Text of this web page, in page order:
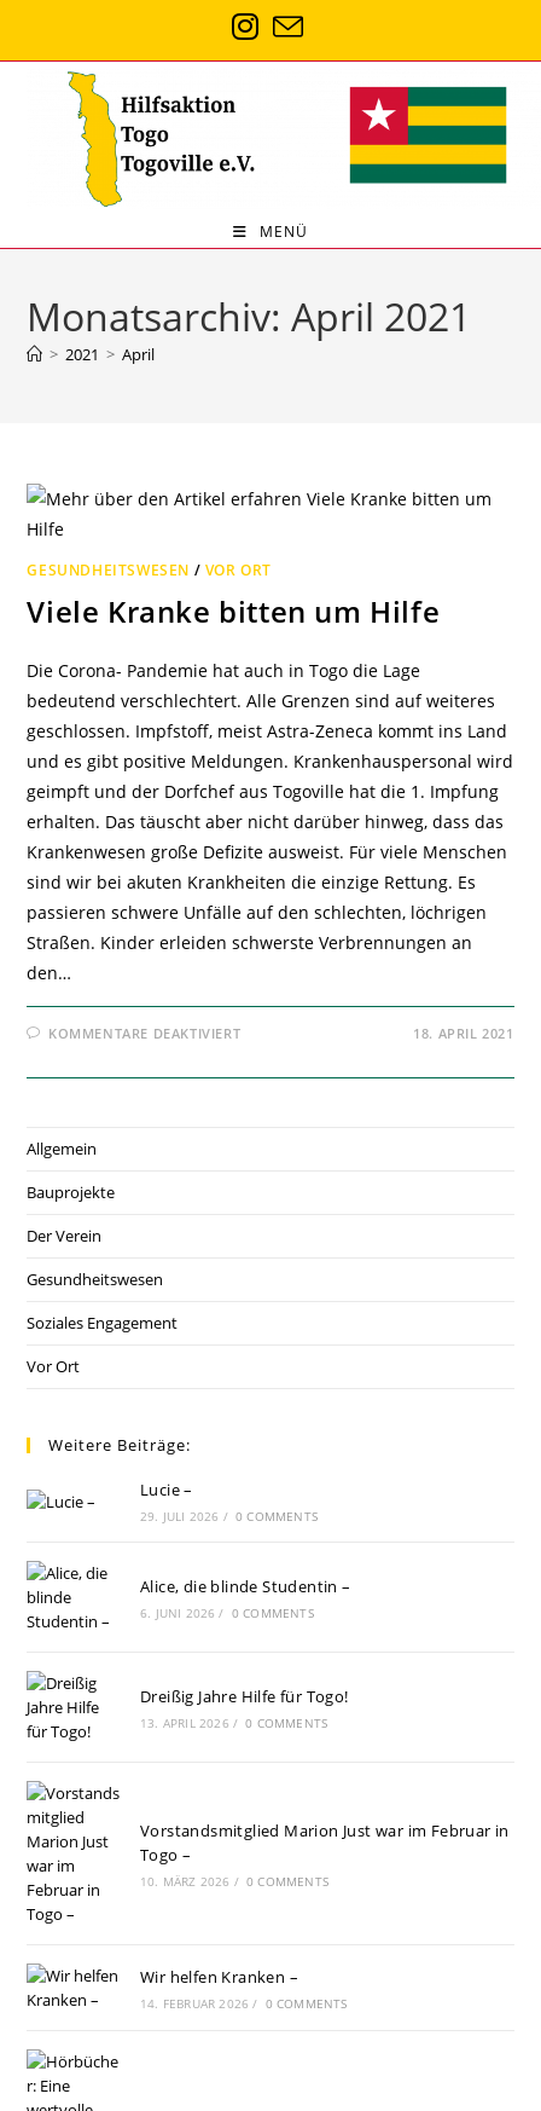
springen
MENÜ
Monatsarchiv: April 2021
> 2021 > April
GESUNDHEITSWESEN / VOR ORT
Viele Kranke bitten um Hilfe
Die Corona- Pandemie hat auch in Togo die Lage
bedeutend verschlechtert. Alle Grenzen sind auf weiteres
geschlossen. Impfstoff, meist Astra-Zeneca kommt ins Land
und es gibt positive Meldungen. Krankenhauspersonal wird
geimpft und der Dorfchef aus Togoville hat die 1. Impfung
erhalten. Das täuscht aber nicht darüber hinweg, dass das
Krankenwesen große Defizite ausweist. Für viele Menschen
sind wir bei akuten Krankheiten die einzige Rettung. Es
passieren schwere Unfälle auf den schlechten, löchrigen
Straßen. Kinder erleiden schwerste Verbrennungen an
den…
KOMMENTARE DEAKTIVIERTFÜR
BITTEN
18. APRIL 2021
Allgemein
Bauprojekte
Der Verein
Gesundheitswesen
Soziales Engagement
Vor Ort
Weitere Beiträge:
Lucie –
29. JULI 2026 / 0 COMMENTS
Alice, die blinde Studentin –
6. JUNI 2026 / 0 COMMENTS
Dreißig Jahre Hilfe für Togo!
13. APRIL 2026 / 0 COMMENTS
Vorstandsmitglied Marion Just war im Februar in
Togo –
10. MÄRZ 2026 / 0 COMMENTS
Wir helfen Kranken –
14. FEBRUAR 2026 / 0 COMMENTS